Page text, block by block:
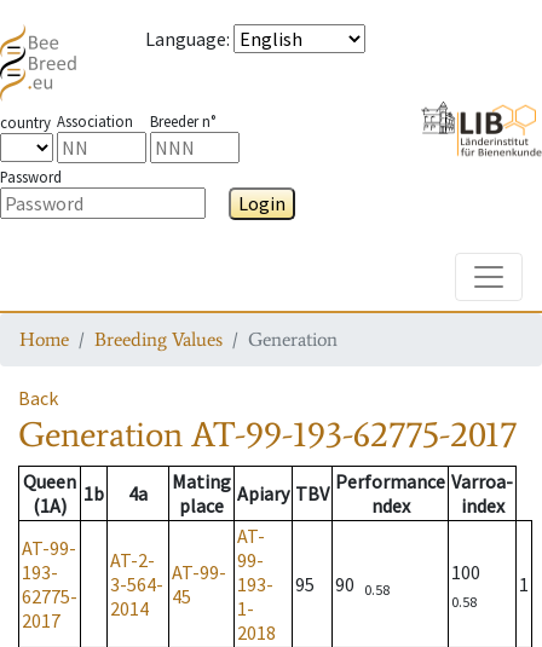
Language:
country Association Breeder n°
Password
Login
Home Breeding Values Generation
Back
GenerationAT-99-193-62775-2017
Queen
(1A)
1b 4a
Mating
place Apiary TBV Performance
ndex
Varroa-
index
AT-99-
193-
62775-
2017
AT-2-
3-564-
2014
AT-99-
45
AT-
99-
193-
1-
2018
95 90 0.58
100
0.58
1